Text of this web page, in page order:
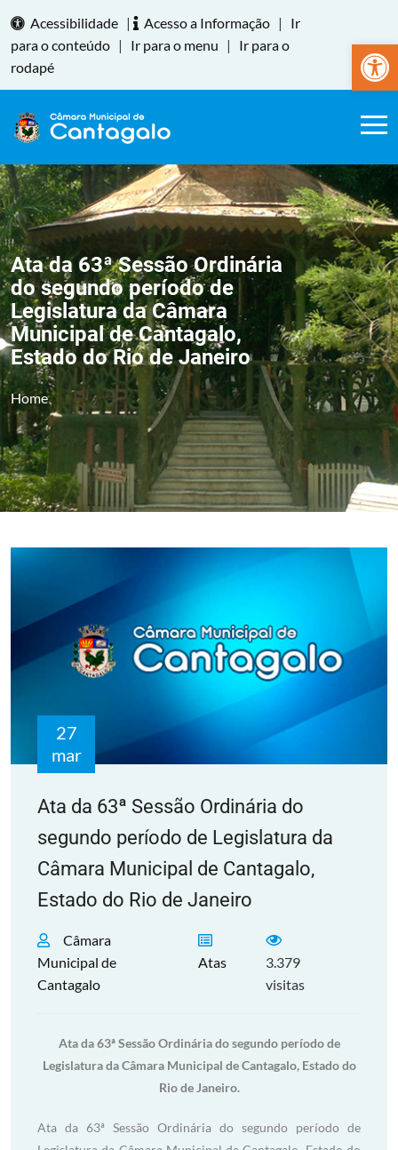
Abrir
Acessibilidade | Acesso a Informação |
Ir
para o conteúdo | Ir para o menu |
Ir para o
rodapé
Ata da 63ª Sessão Ordinária
do segundo período de
Legislatura da Câmara
Municipal de Cantagalo,
Estado do Rio de Janeiro
Home
27
mar
Ata da 63ª Sessão Ordinária do
segundo período de Legislatura da
Câmara Municipal de Cantagalo,
Estado do Rio de Janeiro
Câmara
Municipal de
Cantagalo
Atas
3.379
visitas
Ata da 63ª Sessão Ordinária do segundo período de
Legislatura da Câmara Municipal de Cantagalo, Estado do
Rio de Janeiro.
Ata da 63ª Sessão Ordinária do segundo período de